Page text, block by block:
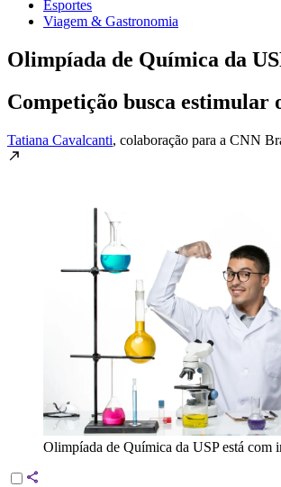
Esportes
Viagem & Gastronomia
Olimpíada de Química da
Competição busca estimular
Tatiana Cavalcanti, colaboração para a CNN
Olimpíada de Química da USP está com